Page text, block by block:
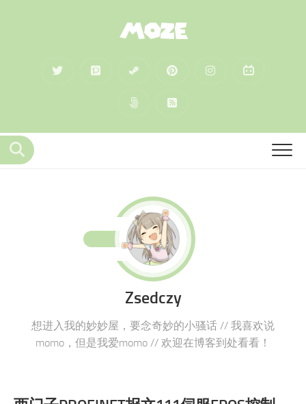
MOZE
Zsedczy
想进入我的妙妙屋，要念奇妙的小骚话 // 我喜欢说
momo，但是我爱momo // 欢迎在博客到处看看！